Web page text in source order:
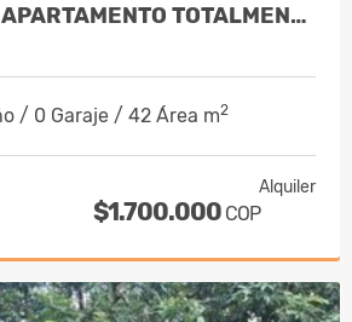
SE ARRIENDA APARTAMENTO TOTALMENTE A…
/ 0 Garaje / 42 Área m2
Alquiler
$1.700.000 COP